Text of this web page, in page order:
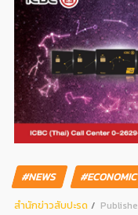
#NEWS #ECONOMIC
สํานักข่าวสับปะรด